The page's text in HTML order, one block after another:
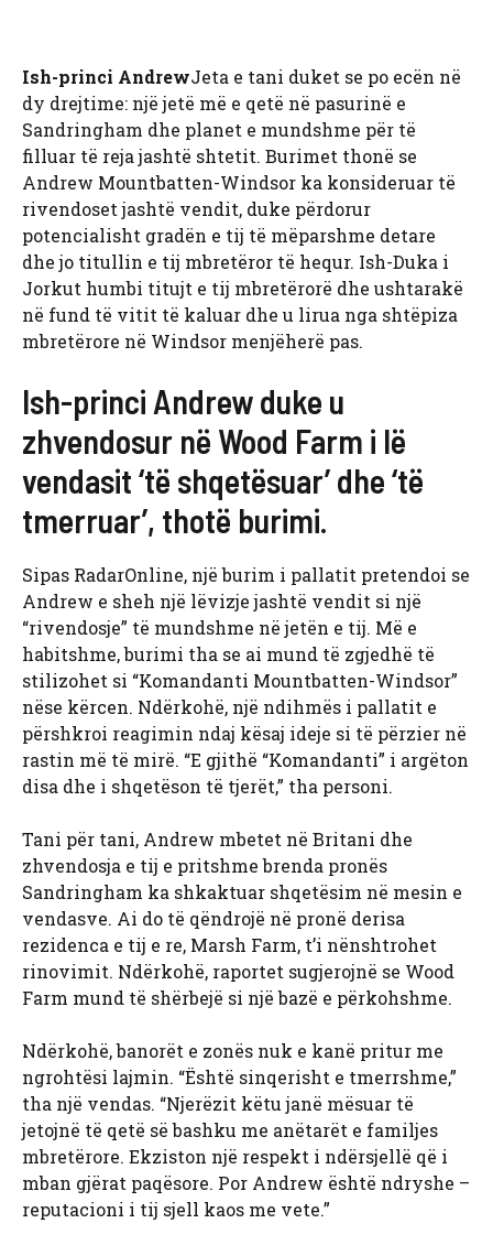
Ish-princi AndrewJeta e tani duket se po ecën në
dy drejtime: një jetë më e qetë në pasurinë e
Sandringham dhe planet e mundshme për të
filluar të reja jashtë shtetit. Burimet thonë se
Andrew Mountbatten-Windsor ka konsideruar të
rivendoset jashtë vendit, duke përdorur
potencialisht gradën e tij të mëparshme detare
dhe jo titullin e tij mbretëror të hequr. Ish-Duka i
Jorkut humbi titujt e tij mbretërorë dhe ushtarakë
në fund të vitit të kaluar dhe u lirua nga shtëpiza
mbretërore në Windsor menjëherë pas.
Ish-princi Andrew duke u
zhvendosur në Wood Farm i lë
vendasit ‘të shqetësuar’ dhe ‘të
tmerruar’, thotë burimi.
Sipas RadarOnline, një burim i pallatit pretendoi se
Andrew e sheh një lëvizje jashtë vendit si një
“rivendosje” të mundshme në jetën e tij. Më e
habitshme, burimi tha se ai mund të zgjedhë të
stilizohet si “Komandanti Mountbatten-Windsor”
nëse kërcen. Ndërkohë, një ndihmës i pallatit e
përshkroi reagimin ndaj kësaj ideje si të përzier në
rastin më të mirë. “E gjithë “Komandanti” i argëton
disa dhe i shqetëson të tjerët,” tha personi.
Tani për tani, Andrew mbetet në Britani dhe
zhvendosja e tij e pritshme brenda pronës
Sandringham ka shkaktuar shqetësim në mesin e
vendasve. Ai do të qëndrojë në pronë derisa
rezidenca e tij e re, Marsh Farm, t’i nënshtrohet
rinovimit. Ndërkohë, raportet sugjerojnë se Wood
Farm mund të shërbejë si një bazë e përkohshme.
Ndërkohë, banorët e zonës nuk e kanë pritur me
ngrohtësi lajmin. “Është sinqerisht e tmerrshme,”
tha një vendas. “Njerëzit këtu janë mësuar të
jetojnë të qetë së bashku me anëtarët e familjes
mbretërore. Ekziston një respekt i ndërsjellë që i
mban gjërat paqësore. Por Andrew është ndryshe –
reputacioni i tij sjell kaos me vete.”